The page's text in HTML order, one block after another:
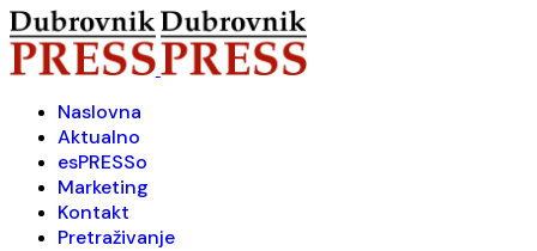
Naslovna
Aktualno
esPRESSo
Marketing
Kontakt
Pretraživanje